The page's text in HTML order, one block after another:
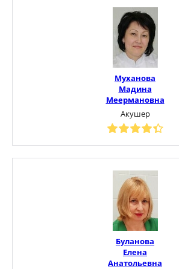
Муханова
Мадина
Меермановна
Акушер
Буланова
Елена
Анатольевна